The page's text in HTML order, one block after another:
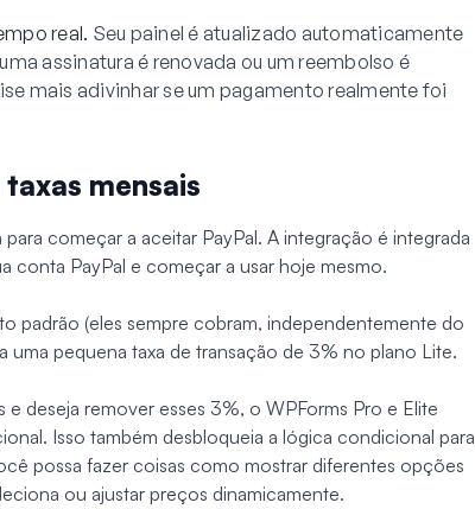
real. Seu painel é atualizado automaticamente
assinatura é renovada ou um reembolso é
mais adivinhar se um pagamento realmente foi
mensais
começar a aceitar PayPal. A integração é integrada
conta PayPal e começar a usar hoje mesmo.
padrão (eles sempre cobram, independentemente do
uma pequena taxa de transação de 3% no plano Lite.
deseja remover esses 3%, o WPForms Pro e Elite
Isso também desbloqueia a lógica condicional para
possa fazer coisas como mostrar diferentes opções
ou ajustar preços dinamicamente.